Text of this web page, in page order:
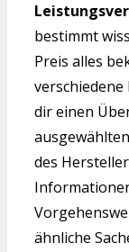
bestimmt
Preis alles
dir einen
des
ähnliche